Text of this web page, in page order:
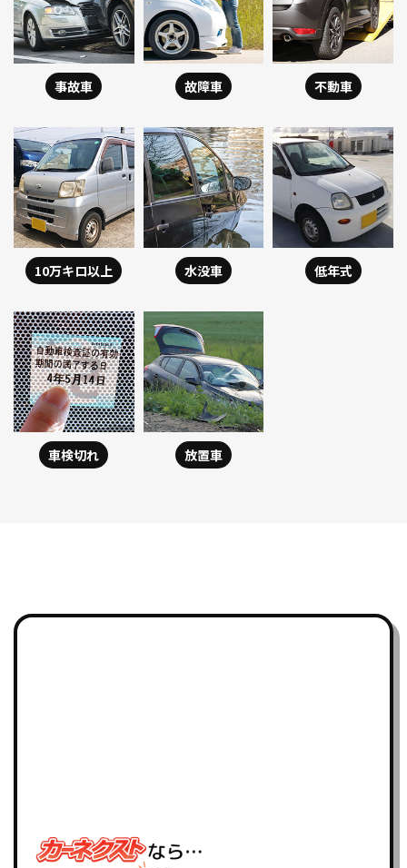
事故車 故障車 不動車
10万キロ以上 水没車 低年式
車検切れ 放置車